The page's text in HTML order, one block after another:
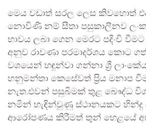
මෙය වඩාත් සරල ලෙස කිවහොත්
නොවිණි නම් සීතා පසුකාලීනව
භාවය ලබා ගෙන මෙරට පදිංචි
අනුව රාවණා පරමාදර්ශය කොට
වශයෙන් හඳුන්වා ගන්නා ශ්‍රී ලාංකේය
හනුමන්තා කෙසේවත් ප්‍රිය මනාප
නැත.එවන් පසුබිමක් තුළ බෞද්ධ
නමින් හැඳින්වුණු ස්ථානයකට
ආරෝපණය කිරීමත් තුන් හෙළයේ